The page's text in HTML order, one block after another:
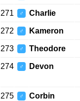
271 ♂ Charlie
272 ♂ Kameron
273 ♂ Theodore
274 ♂ Devon
275 ♂ Corbin